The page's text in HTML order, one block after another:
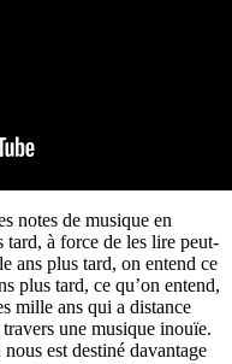
notes de musique en
à force de les lire peut-
ans plus tard, on entend ce
plus tard, ce qu’on entend,
mille ans qui a distance
une musique inouïe.
est destiné davantage